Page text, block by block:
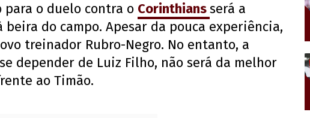
para o duelo contra o Corinthiansserá a
beira do campo. Apesar da pouca experiência,
treinador Rubro-Negro. No entanto, a
depender de Luiz Filho, não será da melhor
ao Timão.